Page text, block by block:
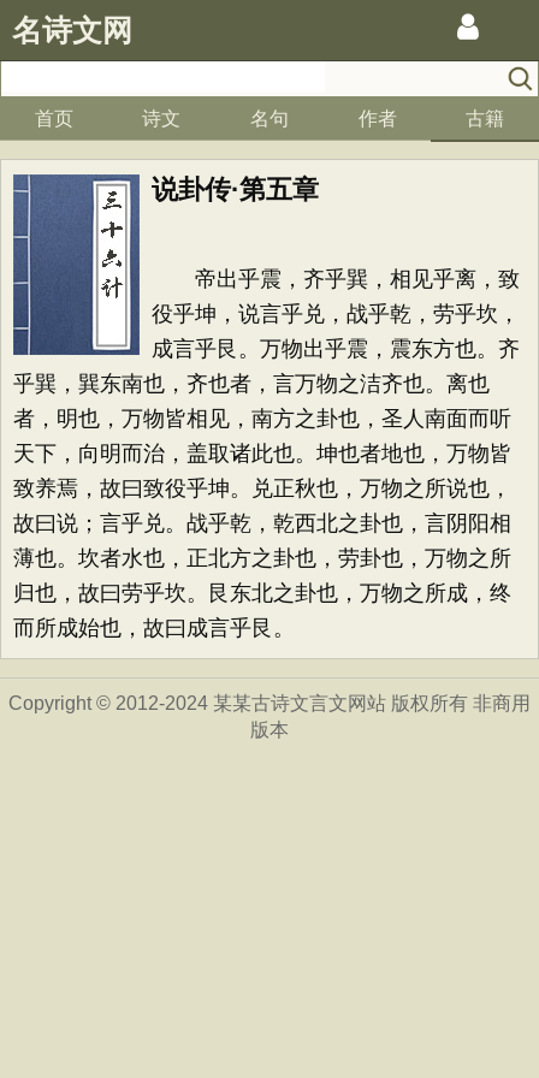
名诗文网
首页 诗文 名句 作者 古籍
说卦传·第五章
帝出乎震，齐乎巽，相见乎离，致
役乎坤，说言乎兑，战乎乾，劳乎坎，
成言乎艮。万物出乎震，震东方也。齐
乎巽，巽东南也，齐也者，言万物之洁齐也。离也
者，明也，万物皆相见，南方之卦也，圣人南面而听
天下，向明而治，盖取诸此也。坤也者地也，万物皆
致养焉，故曰致役乎坤。兑正秋也，万物之所说也，
故曰说；言乎兑。战乎乾，乾西北之卦也，言阴阳相
薄也。坎者水也，正北方之卦也，劳卦也，万物之所
归也，故曰劳乎坎。艮东北之卦也，万物之所成，终
而所成始也，故曰成言乎艮。
Copyright © 2012-2024 某某古诗文言文网站 版权所有 非商用
版本